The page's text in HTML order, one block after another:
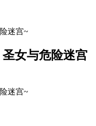
女与危险迷宫